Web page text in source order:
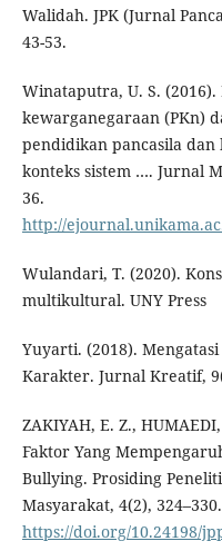
Walidah. JPK (Jurnal
43-53.
Winataputra, U. S.
kewarganegaraan (PKn)
pendidikan pancasila dan
konteks sistem …. Jurnal
36.
http://
Wulandari, T. (2020).
multikultural. UNY Press
Yuyarti. (2018).
Karakter. Jurnal Kreatif,
ZAKIYAH, E. Z.,
Faktor Yang
Bullying. Prosiding
Masyarakat, 4(2), 324–330.
https://doi.org/10.24198/